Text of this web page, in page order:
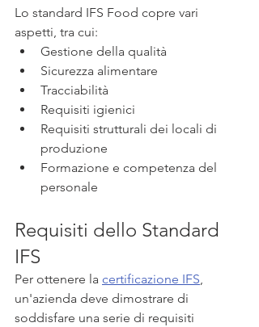
Lo standard IFS Food copre vari
aspetti, tra cui:
Gestione della qualità
Sicurezza alimentare
Tracciabilità
Requisiti igienici
Requisiti strutturali dei locali di
produzione
Formazione e competenza del
personale
Requisiti dello Standard
IFS
Per ottenere la certificazione IFS,
un'azienda deve dimostrare di
soddisfare una serie di requisiti